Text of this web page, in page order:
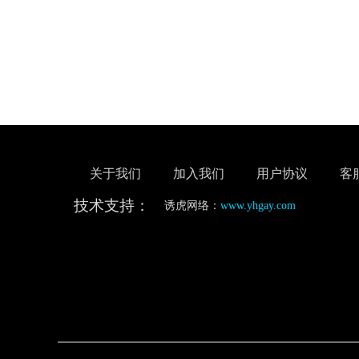
关于我们 加入我们 用户协议 客
技术支持： 诱虎网络： www.yhgay.com